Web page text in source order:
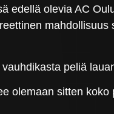
edellä olevia AC
peliä
olemaan sitten